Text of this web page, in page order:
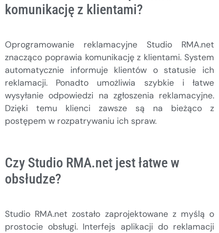
komunikację z klientami?
Oprogramowanie reklamacyjne Studio RMA.net
znacząco poprawia komunikację z klientami. System
automatycznie informuje klientów o statusie ich
reklamacji. Ponadto umożliwia szybkie i łatwe
wysyłanie odpowiedzi na zgłoszenia reklamacyjne.
Dzięki temu klienci zawsze są na bieżąco z
postępem w rozpatrywaniu ich spraw.
Czy Studio RMA.net jest łatwe w
obsłudze?
Studio RMA.net zostało zaprojektowane z myślą o
prostocie obsługi. Interfejs aplikacji do reklamacji